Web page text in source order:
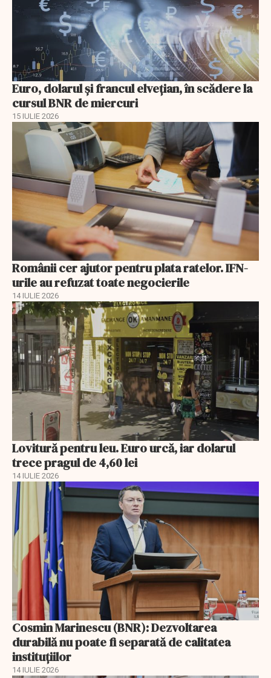
Euro, dolarul și francul elvețian, în scădere la
cursul BNR de miercuri
15 IULIE 2026
Românii cer ajutor pentru plata ratelor. IFN-
urile au refuzat toate negocierile
14 IULIE 2026
Lovitură pentru leu. Euro urcă, iar dolarul
trece pragul de 4,60 lei
14 IULIE 2026
Cosmin Marinescu (BNR): Dezvoltarea
durabilă nu poate fi separată de calitatea
instituțiilor
14 IULIE 2026